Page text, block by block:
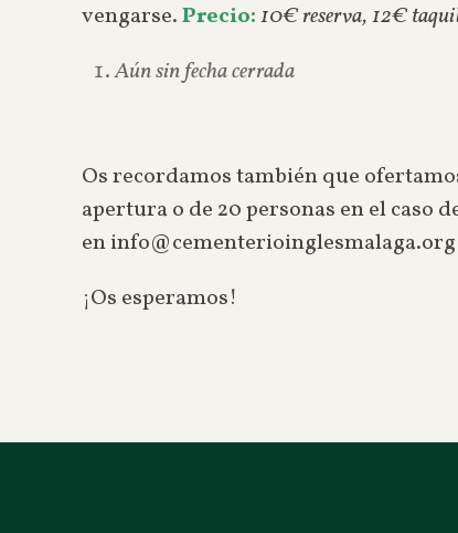
vengarse.Precio:10€ reserva, 12€
Aún sin fecha cerrada
Os recordamos también que
apertura o de 20 personas en el caso
en info@cementerioinglesmalaga.org
¡Os esperamos!